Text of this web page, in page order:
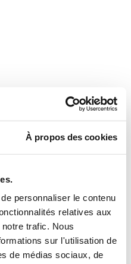
À propos des cookies
personnaliser le contenu
relatives aux
trafic. Nous
sur l'utilisation de
de médias sociaux, de